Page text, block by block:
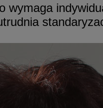
wymaga